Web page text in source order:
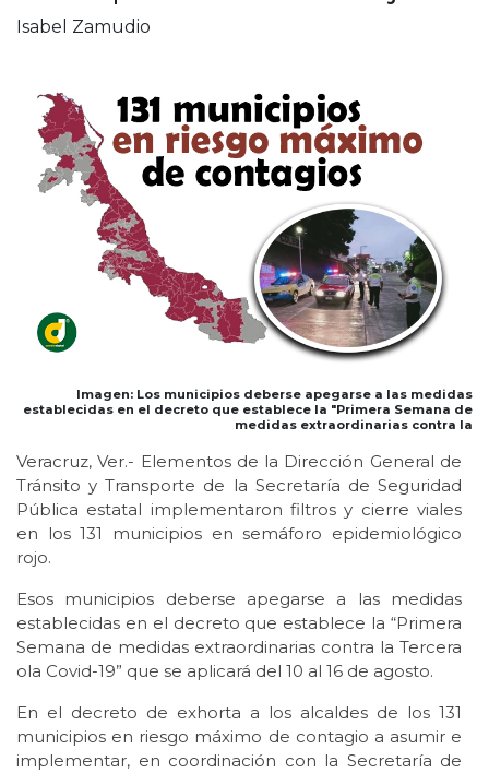
Isabel Zamudio
Imagen: Los municipios deberse apegarse a las medidas
establecidas en el decreto que establece la "Primera Semana de
medidas extraordinarias contra la
Veracruz, Ver.- Elementos de la Dirección General de
Tránsito y Transporte de la Secretaría de Seguridad
Pública estatal implementaron filtros y cierre viales
en los 131 municipios en semáforo epidemiológico
rojo.
Esos municipios deberse apegarse a las medidas
establecidas en el decreto que establece la “Primera
Semana de medidas extraordinarias contra la Tercera
ola Covid-19” que se aplicará del 10 al 16 de agosto.
En el decreto de exhorta a los alcaldes de los 131
municipios en riesgo máximo de contagio a asumir e
implementar, en coordinación con la Secretaría de